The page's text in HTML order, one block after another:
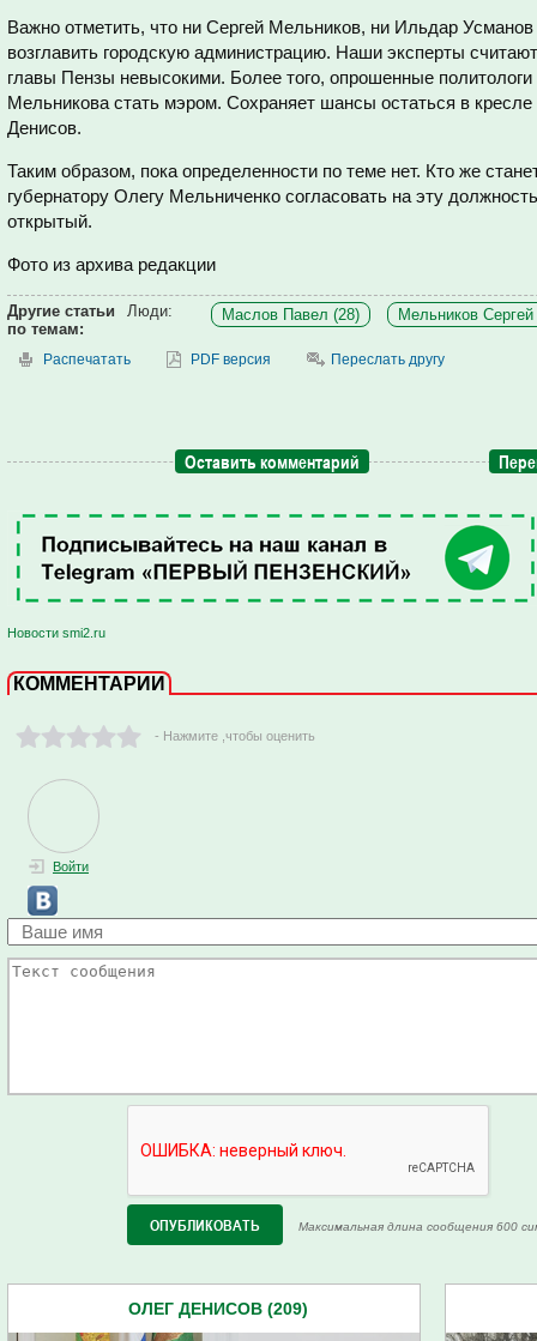
Важно отметить, что ни Сергей Мельников, ни Ильдар
возглавить городскую администрацию. Наши эксперты
главы Пензы невысокими. Более того, опрошенные
Мельникова стать мэром. Сохраняет шансы остаться в
Денисов.
Таким образом, пока определенности по теме нет. Кто же
губернатору Олегу Мельниченко согласовать на эту
открытый.
Фото из архива редакции
Другие статьи
по темам:
Люди: Маслов Павел (28) Мельников Сергей
Распечатать PDF версия Переслать другу
Оставить комментарий
Новости smi2.ru
КОММЕНТАРИИ
- Нажмите ,чтобы оценить
Войти
Максимальная длина сообщения 600
ОЛЕГ ДЕНИСОВ (209)